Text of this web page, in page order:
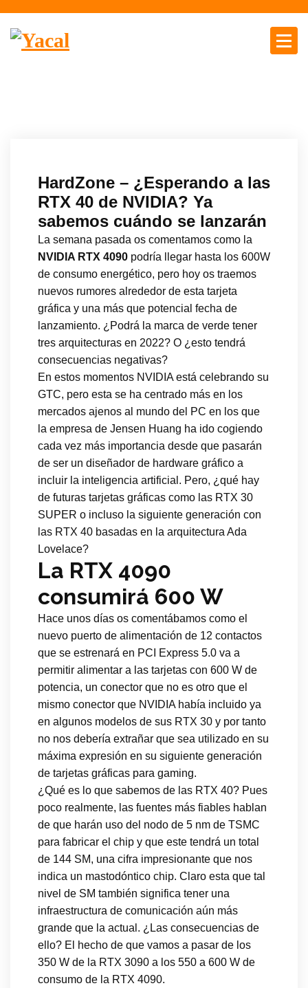
HardZone – ¿Esperando a las
RTX 40 de NVIDIA? Ya
sabemos cuándo se lanzarán
La semana pasada os comentamos como la
NVIDIA RTX 4090 podría llegar hasta los 600W
de consumo energético, pero hoy os traemos
nuevos rumores alrededor de esta tarjeta
gráfica y una más que potencial fecha de
lanzamiento. ¿Podrá la marca de verde tener
tres arquitecturas en 2022? O ¿esto tendrá
consecuencias negativas?
En estos momentos NVIDIA está celebrando su
GTC, pero esta se ha centrado más en los
mercados ajenos al mundo del PC en los que
la empresa de Jensen Huang ha ido cogiendo
cada vez más importancia desde que pasarán
de ser un diseñador de hardware gráfico a
incluir la inteligencia artificial. Pero, ¿qué hay
de futuras tarjetas gráficas como las RTX 30
SUPER o incluso la siguiente generación con
las RTX 40 basadas en la arquitectura Ada
Lovelace?
La RTX 4090
consumirá 600 W
Hace unos días os comentábamos como el
nuevo puerto de alimentación de 12 contactos
que se estrenará en PCI Express 5.0 va a
permitir alimentar a las tarjetas con 600 W de
potencia, un conector que no es otro que el
mismo conector que NVIDIA había incluido ya
en algunos modelos de sus RTX 30 y por tanto
no nos debería extrañar que sea utilizado en su
máxima expresión en su siguiente generación
de tarjetas gráficas para gaming.
¿Qué es lo que sabemos de las RTX 40? Pues
poco realmente, las fuentes más fiables hablan
de que harán uso del nodo de 5 nm de TSMC
para fabricar el chip y que este tendrá un total
de 144 SM, una cifra impresionante que nos
indica un mastodóntico chip. Claro esta que tal
nivel de SM también significa tener una
infraestructura de comunicación aún más
grande que la actual. ¿Las consecuencias de
ello? El hecho de que vamos a pasar de los
350 W de la RTX 3090 a los 550 a 600 W de
consumo de la RTX 4090.